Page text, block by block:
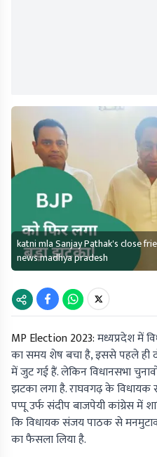
katni mla Sanjay Pathak's close
news madhya pradesh
MP Election 2023:मध्यप्रदेश में
का समय शेष बचा है, इससे पहले ही
में जुट गई हैं. लेकिन विधानसभा
झटका लगा है. राघवगढ़ के
पप्पू उर्फ संदीप बाजपेयी कांग्रेस में
कि विधायक संजय पाठक से
का फैसला लिया है.